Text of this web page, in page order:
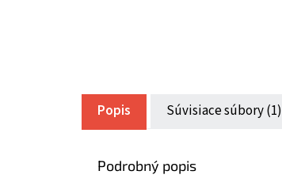
Popis Súvisiace súbory (1)
Podrobný popis